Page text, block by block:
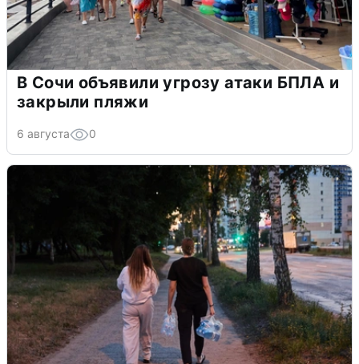
В Сочи объявили угрозу атаки БПЛА и
закрыли пляжи
6 августа 0